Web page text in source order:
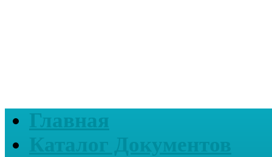
Главная
Каталог Документов